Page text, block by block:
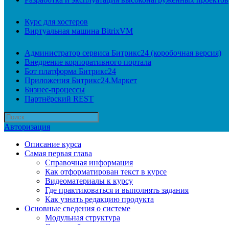
Курс для хостеров
Виртуальная машина BitrixVM
Администратор сервиса Битрикс24 (коробочная версия)
Внедрение корпоративного портала
Бот платформа Битрикс24
Приложения Битрикс24.Маркет
Бизнес-процессы
Партнёрский REST
Авторизация
Описание курса
Самая первая глава
Справочная информация
Как отформатирован текст в курсе
Видеоматериалы к курсу
Где практиковаться и выполнять задания
Как узнать редакцию продукта
Основные сведения о системе
Модульная структура